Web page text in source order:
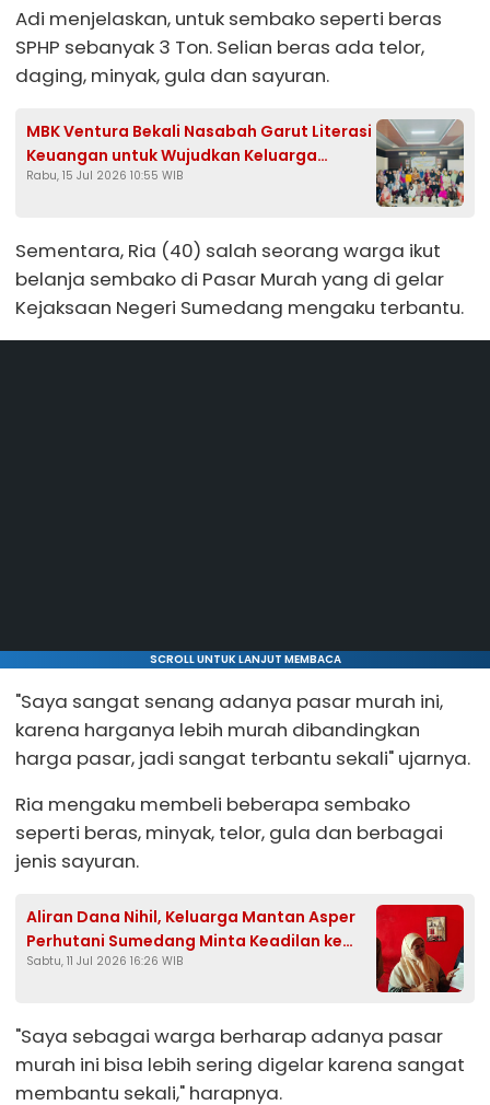
Adi menjelaskan, untuk sembako seperti beras
SPHP sebanyak 3 Ton. Selian beras ada telor,
daging, minyak, gula dan sayuran.
MBK Ventura Bekali Nasabah Garut Literasi
Keuangan untuk Wujudkan Keluarga
Sejahtera
Rabu, 15 Jul 2026 10:55 WIB
Sementara, Ria (40) salah seorang warga ikut
belanja sembako di Pasar Murah yang di gelar
Kejaksaan Negeri Sumedang mengaku terbantu.
SCROLL UNTUK LANJUT MEMBACA
"Saya sangat senang adanya pasar murah ini,
karena harganya lebih murah dibandingkan
harga pasar, jadi sangat terbantu sekali" ujarnya.
Ria mengaku membeli beberapa sembako
seperti beras, minyak, telor, gula dan berbagai
jenis sayuran.
Aliran Dana Nihil, Keluarga Mantan Asper
Perhutani Sumedang Minta Keadilan ke
Presiden Prabowo
Sabtu, 11 Jul 2026 16:26 WIB
"Saya sebagai warga berharap adanya pasar
murah ini bisa lebih sering digelar karena sangat
membantu sekali," harapnya.